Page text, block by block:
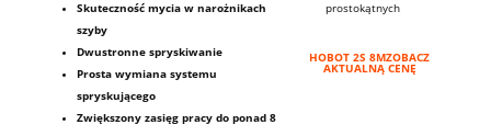
Skuteczność mycia w narożnikach
szyby
Dwustronne spryskiwanie
Prosta wymiana systemu
spryskującego
Zwiększony zasięg pracy do ponad 8
prostokątnych
HOBOT 2S 8MZOBACZ
AKTUALNĄ CENĘ